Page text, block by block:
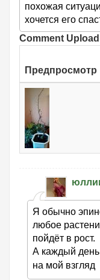
похожая
хочется его
Comment
Предпросмотр
Я обычно
любое
пойдёт в рост.
А каждый день
на мой взгляд